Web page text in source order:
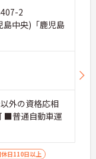
2
島中央)「鹿児島
外の資格応相
■普通自動車運
日110日以上